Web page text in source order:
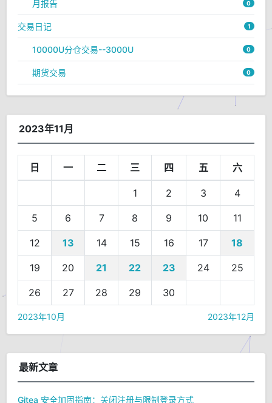
月报告 0
交易日记 1
10000U分仓交易--3000U 0
期货交易 0
2023年11月
日 一 二 三 四 五 六
1 2 3 4
5 6 7 8 9 10 11
12 13 14 15 16 17 18
19 20 21 22 23 24 25
26 27 28 29 30
2023年10月 2023年12月
最新文章
Gitea 安全加固指南：关闭注册与限制登录方式